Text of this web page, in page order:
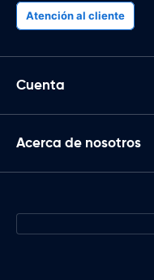
Atención al cliente
Cuenta
Acerca de nosotros